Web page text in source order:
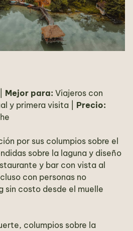
Mejor para: Viajeros con
y primera visita | Precio:
por sus columpios sobre el
sobre la laguna y diseño
y bar con vista al
con personas no
sin costo desde el muelle
columpios sobre la